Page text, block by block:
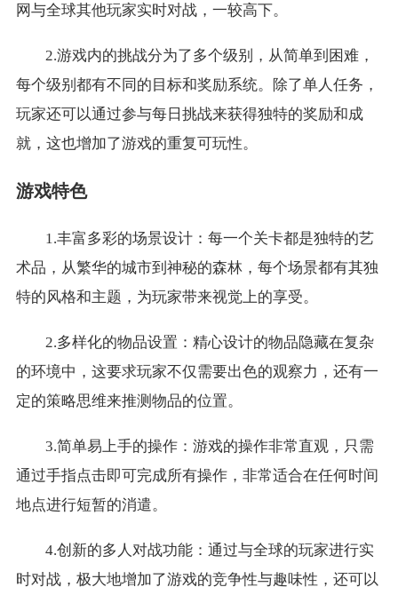
网与全球其他玩家实时对战，一较高下。
2.游戏内的挑战分为了多个级别，从简单到困难，
每个级别都有不同的目标和奖励系统。除了单人任务，
玩家还可以通过参与每日挑战来获得独特的奖励和成
就，这也增加了游戏的重复可玩性。
游戏特色
1.丰富多彩的场景设计：每一个关卡都是独特的艺
术品，从繁华的城市到神秘的森林，每个场景都有其独
特的风格和主题，为玩家带来视觉上的享受。
2.多样化的物品设置：精心设计的物品隐藏在复杂
的环境中，这要求玩家不仅需要出色的观察力，还有一
定的策略思维来推测物品的位置。
3.简单易上手的操作：游戏的操作非常直观，只需
通过手指点击即可完成所有操作，非常适合在任何时间
地点进行短暂的消遣。
4.创新的多人对战功能：通过与全球的玩家进行实
时对战，极大地增加了游戏的竞争性与趣味性，还可以